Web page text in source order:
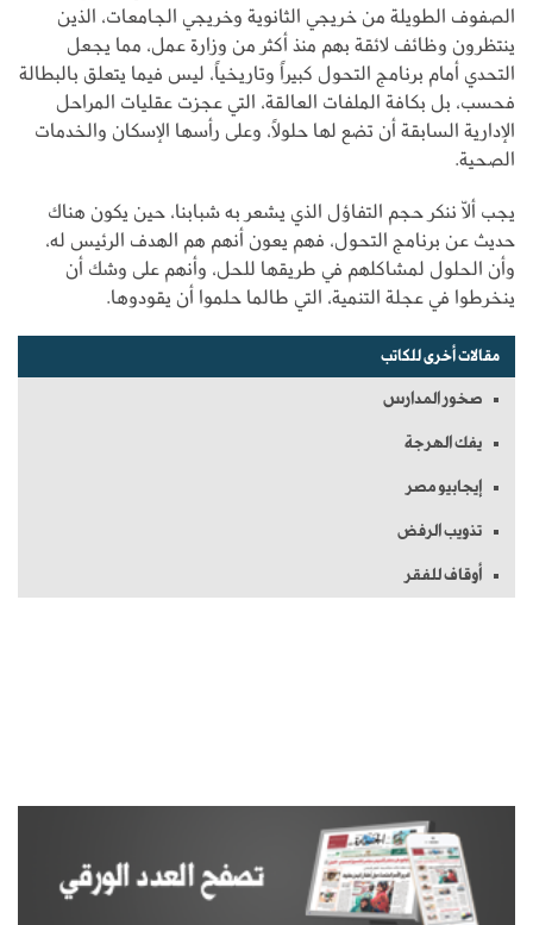
الصفوف الطويلة من خريجي الثانوية وخريجي الجامعات، الذين
ينتظرون وظائف لائقة بهم منذ أكثر من وزارة عمل، مما يجعل
التحدي أمام برنامج التحول كبيراً وتاريخياً، ليس فيما يتعلق بالبطالة
فحسب، بل بكافة الملفات العالقة، التي عجزت عقليات المراحل
الإدارية السابقة أن تضع لها حلولاً، وعلى رأسها الإسكان والخدمات
الصحية.
يجب ألاّ ننكر حجم التفاؤل الذي يشعر به شبابنا، حين يكون هناك
حديث عن برنامج التحول، فهم يعون أنهم هم الهدف الرئيس له،
وأن الحلول لمشاكلهم في طريقها للحل، وأنهم على وشك أن
ينخرطوا في عجلة التنمية، التي طالما حلموا أن يقودوها.
مقالات أخرى للكاتب
صخور المدارس
يفك الهرجة
إيجابيو مصر
تذويب الرفض
أوقاف للفقر